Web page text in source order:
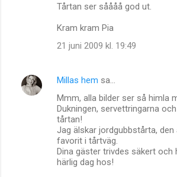
Tårtan ser såååå god ut.
Kram kram Pia
21 juni 2009 kl. 19:49
Millas hem sa…
Mmm, alla bilder ser så himla
Dukningen, servettringarna
tårtan!
Jag älskar jordgubbstårta, den
favorit i tårtväg.
Dina gäster trivdes säkert och
härlig dag hos!